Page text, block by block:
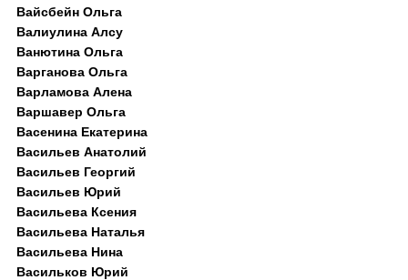
Вайсбейн Ольга
Валиулина Алсу
Ванютина Ольга
Варганова Ольга
Варламова Алена
Варшавер Ольга
Васенина Екатерина
Васильев Анатолий
Васильев Георгий
Васильев Юрий
Васильева Ксения
Васильева Наталья
Васильева Нина
Васильков Юрий